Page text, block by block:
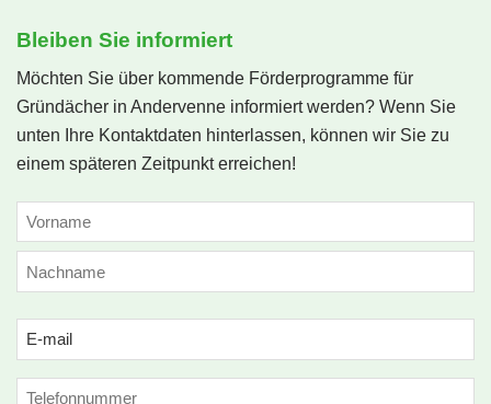
Bleiben Sie informiert
Möchten Sie über kommende Förderprogramme für
Gründächer in Andervenne informiert werden? Wenn Sie
unten Ihre Kontaktdaten hinterlassen, können wir Sie zu
einem späteren Zeitpunkt erreichen!
NAME
(ERFORDERLICH)
Email
(erforderlich)
Phone